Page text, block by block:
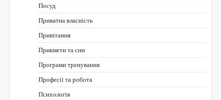
Посуд
Приватна власність
Привітання
Прикмети та сни
Програми тренування
Професії та робота
Психологія